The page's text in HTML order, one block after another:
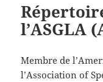
l’ASGLA
Membre de
l’Association of